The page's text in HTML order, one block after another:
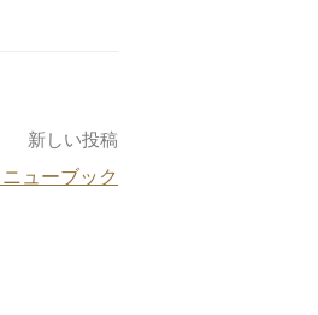
新しい投稿
ューブック